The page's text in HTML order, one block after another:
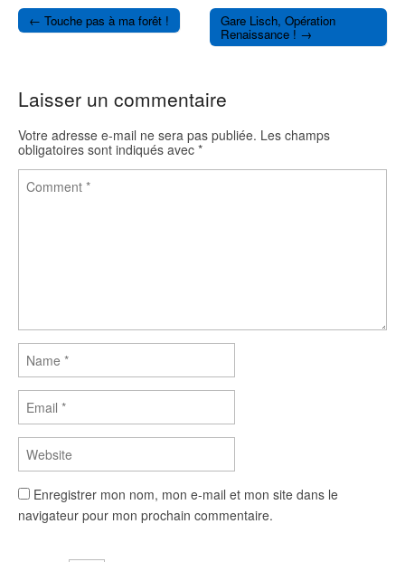
b
o
o
t
e
r
Post navigation
← Touche pas à ma forêt ! Gare Lisch, Opération
Renaissance ! →
Laisser un commentaire
Votre adresse e-mail ne sera pas publiée. Les champs
obligatoires sont indiqués avec *
Enregistrer mon nom, mon e-mail et mon site dans le
navigateur pour mon prochain commentaire.